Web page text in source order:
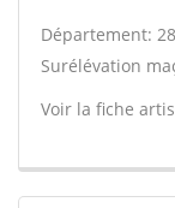
Département: 28
Surélévation
Voir la fiche